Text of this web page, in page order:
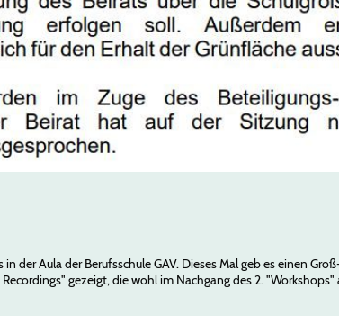
der Aula der Berufsschule GAV. Dieses Mal geb es einen
gezeigt, die wohl im Nachgang des 2.